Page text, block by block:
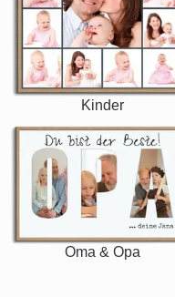
Kinder
Oma & Opa